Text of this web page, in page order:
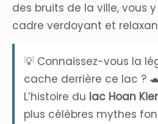
des bruits de la ville, vous
cadre verdoyant et
💡 Connaissez-vous la
cache derrière ce lac ?
L’histoire du lac Hoan
plus célèbres mythes